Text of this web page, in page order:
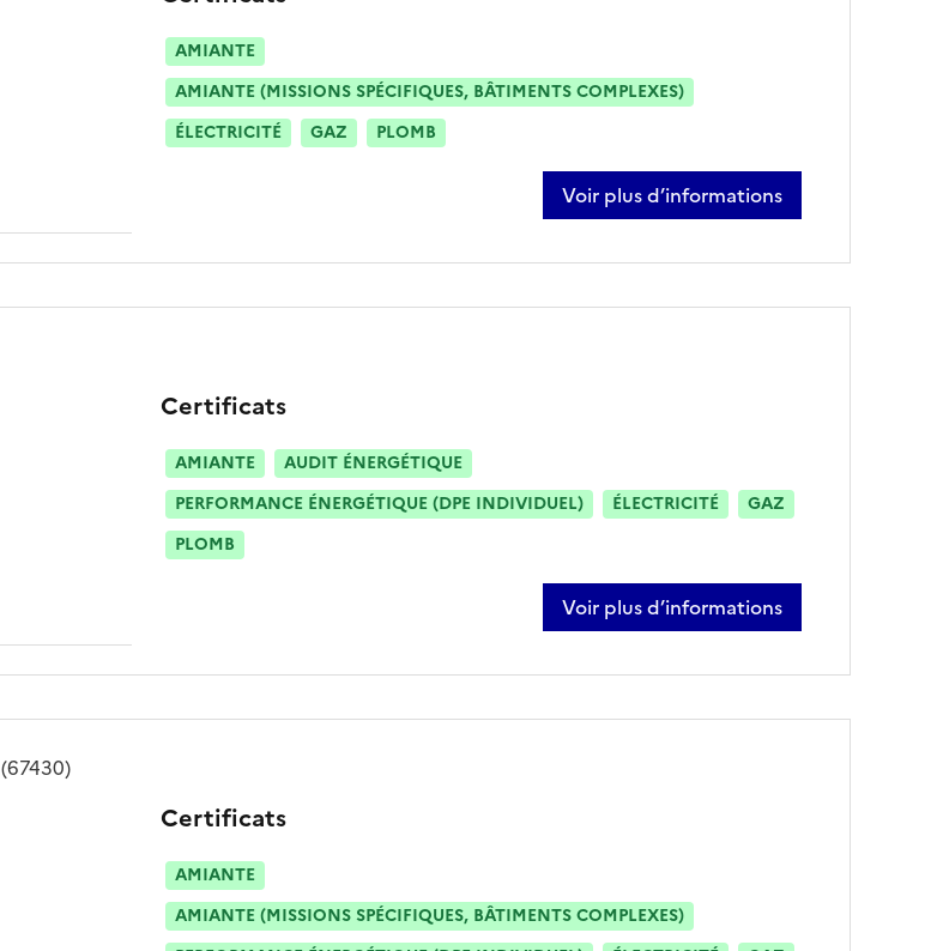
AMIANTE
AMIANTE (MISSIONS SPÉCIFIQUES, BÂTIMENTS COMPLEXES)
ÉLECTRICITÉ
GAZ PLOMB
Voir plus d’informations
sur gwenaelle le gall
Certificats
AMIANTE
AUDIT ÉNERGÉTIQUE
PERFORMANCE ÉNERGÉTIQUE (DPE INDIVIDUEL)
ÉLECTRICITÉ
GAZ
PLOMB
Voir plus d’informations
sur eric neu
(67430)
Certificats
AMIANTE
AMIANTE (MISSIONS SPÉCIFIQUES, BÂTIMENTS COMPLEXES)